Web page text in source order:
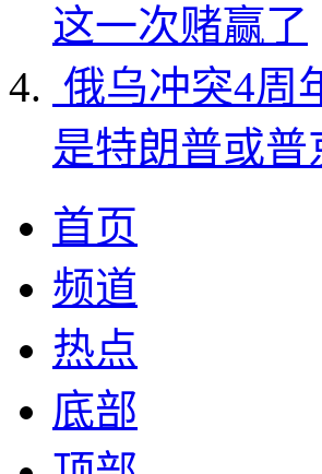
这一次赌赢了
俄乌冲突4周
是特朗普或普
首页
频道
热点
底部